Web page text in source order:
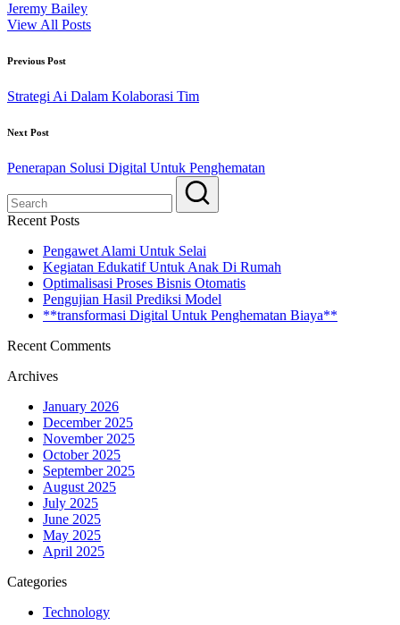
Jeremy Bailey
View All Posts
Post
navigation
Previous Post
Strategi Ai Dalam Kolaborasi Tim
Next Post
Penerapan Solusi Digital Untuk Penghematan
Recent Posts
Pengawet Alami Untuk Selai
Kegiatan Edukatif Untuk Anak Di Rumah
Optimalisasi Proses Bisnis Otomatis
Pengujian Hasil Prediksi Model
**transformasi Digital Untuk Penghematan Biaya**
Recent Comments
Archives
January 2026
December 2025
November 2025
October 2025
September 2025
August 2025
July 2025
June 2025
May 2025
April 2025
Categories
Technology